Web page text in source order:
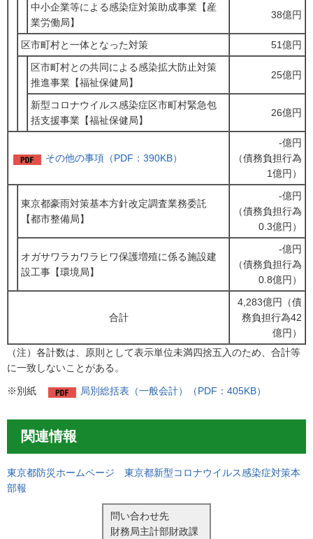
中小企業等による感染症対策助成事業【産
業労働局】
38億円
区市町村と一体となった対策
51億円
区市町村との共同による感染拡大防止対策
推進事業【福祉保健局】
25億円
新型コロナウイルス感染症区市町村緊急包
括支援事業【福祉保健局】
26億円
その他の事項（PDF：390KB）
-億円
（債務負担行為
1億円）
東京都豪雨対策基本方針改定調査業務委託
【都市整備局】
-億円
（債務負担行為
0.3億円）
オガサワラカワラヒワ保護増殖に係る施設建
設工事【環境局】
-億円
（債務負担行為
0.8億円）
合計
4,283億円（債
務負担行為42
億円）
（注）各計数は、原則として表示単位未満四捨五入のため、合計等
に一致しないことがある。
※別紙 局別総括表（一般会計）（PDF：405KB）
関連情報
東京都防災ホームページ 東京都新型コロナウイルス感染症対策本
部報
問い合わせ先
財務局主計部財政課